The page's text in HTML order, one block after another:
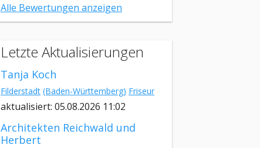
Alle Bewertungen anzeigen
Letzte Aktualisierungen
Tanja Koch
Filderstadt (Baden-Württemberg) Friseur
aktualisiert: 05.08.2026 11:02
Architekten Reichwald und
Herbert